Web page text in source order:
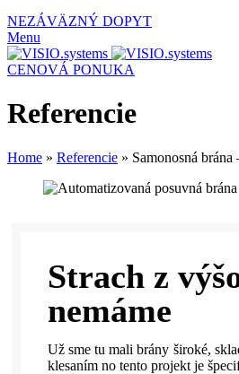
NEZÁVÄZNÝ DOPYT
Menu
CENOVÁ PONUKA
Referencie
Home » Referencie » Samonosná brána
Strach z
nemáme
Už sme tu mali brány široké,
klesaním no tento projekt je